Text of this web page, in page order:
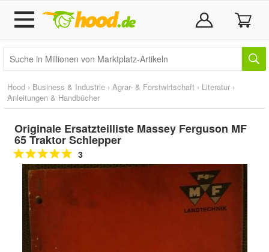
Hood › Business & Industrie › Agrar- & Forstwirtschaft › Literatur ›
Anleitungen & Handbücher
Originale Ersatzteilliste Massey Ferguson MF
65 Traktor Schlepper
3